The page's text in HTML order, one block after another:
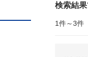
検索結果
1件～3件